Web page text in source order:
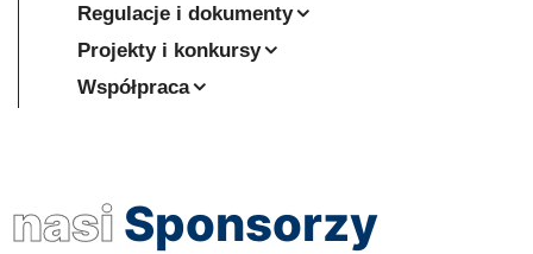
Regulacje i dokumenty
Projekty i konkursy
Współpraca
nasi Sponsorzy